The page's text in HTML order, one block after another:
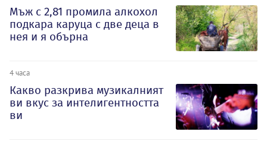
Мъж с 2,81 промила алкохол
подкара каруца с две деца в
нея и я обърна
4 часа
Какво разкрива музикалният
ви вкус за интелигентността
ви